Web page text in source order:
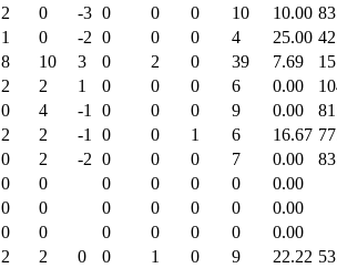
2 0 -3 0 0 0 10 10.00
1 0 -2 0 0 0 4 25.00
8 10 3 0 2 0 39 7.69
2 2 1 0 0 0 6 0.00
0 4 -1 0 0 0 9 0.00
2 2 -1 0 0 1 6 16.67
0 2 -2 0 0 0 7 0.00
0 0 0 0 0 0
0.00
0 0 0 0 0 0
0.00
0 0 0 0 0 0
0.00
2 2 0 0 1 0 9 22.22